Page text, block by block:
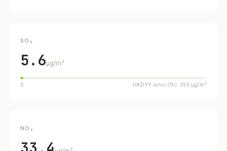
SO₂
5.6µg/m³
0 HKDYY sınırı (1h): 350 µg/m³
NO₂